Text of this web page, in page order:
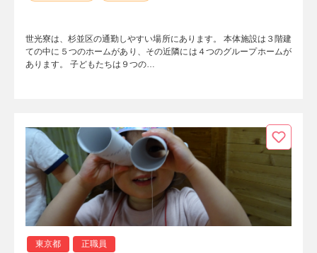
世光寮は、杉並区の通勤しやすい場所にあります。 本体施設は３階建
ての中に５つのホームがあり、その近隣には４つのグループホームが
あります。 子どもたちは９つの…
東京都 正職員